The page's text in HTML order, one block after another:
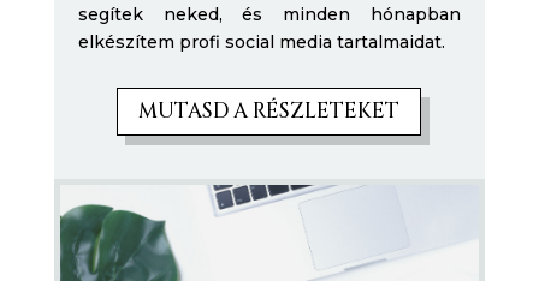
segítek neked, és minden hónapban
elkészítem profi social media tartalmaidat.
MUTASD A RÉSZLETEKET